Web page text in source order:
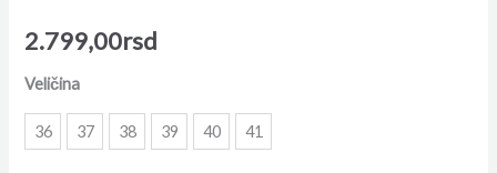
2.799,00rsd
Veličina
36 37 38 39 40 41